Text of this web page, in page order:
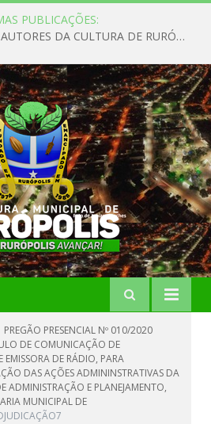
PUBLICAÇÕES:
ESCUTA PÚBLICA COM AUTORES DA CULTURA DE RURÓPOLIS
PREGÃO PRESENCIAL Nº 010/2020
DE COMUNICAÇÃO DE
EMISSORA DE RÁDIO, PARA
DAS AÇÕES ADMININSTRATIVAS DA
ADMINISTRAÇÃO E PLANEJAMENTO,
MUNICIPAL DE